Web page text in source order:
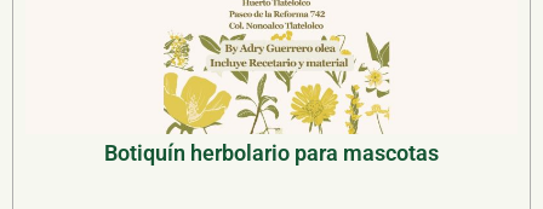
Botiquín herbolario para mascotas